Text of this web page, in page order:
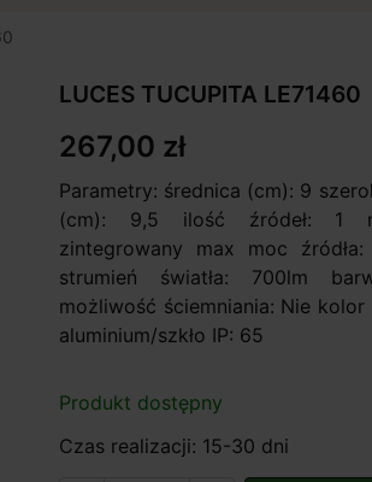
LUCES TUCUPITA LE71460
267,00 zł
Parametry: średnica (cm): 9
(cm): 9,5 ilość źródeł: 1
zintegrowany max moc
strumień światła: 700lm
możliwość ściemniania: Nie kolor
aluminium/szkło IP: 65
Produkt dostępny
Czas realizacji: 15-30 dni